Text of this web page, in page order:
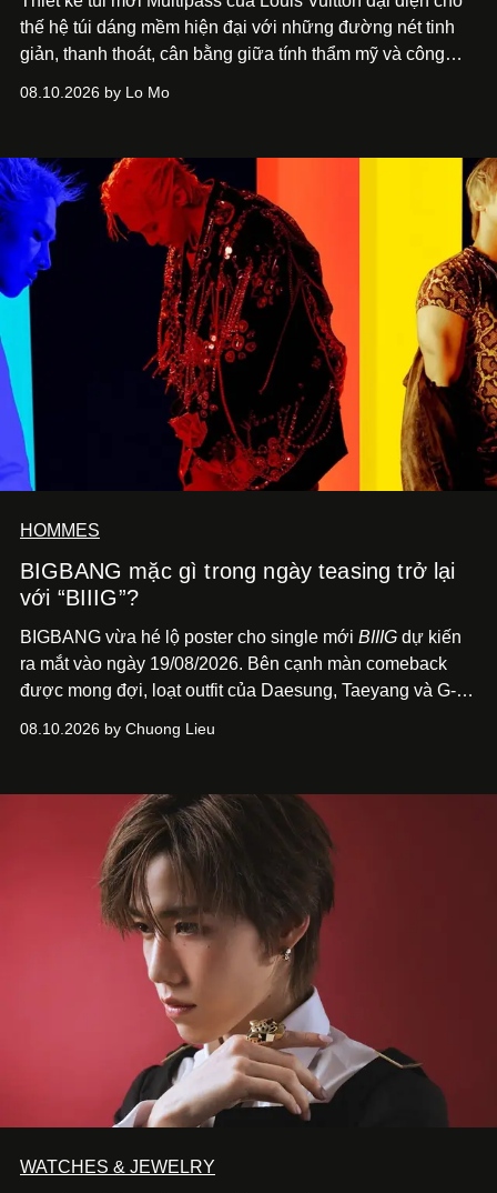
thế hệ túi dáng mềm hiện đại với những đường nét tinh
giản, thanh thoát, cân bằng giữa tính thẩm mỹ và công
08.10.2026 by Lo Mo
HOMMES
BIGBANG mặc gì trong ngày teasing trở lại
với “BIIIG”?
BIGBANG vừa hé lộ poster cho single mới BIIIG dự kiến
ra mắt vào ngày 19/08/2026. Bên cạnh màn comeback
được mong đợi, loạt outfit của Daesung, Taeyang và G-
đáng chú ý với giới mộ điệu.
08.10.2026 by Chuong Lieu
WATCHES & JEWELRY